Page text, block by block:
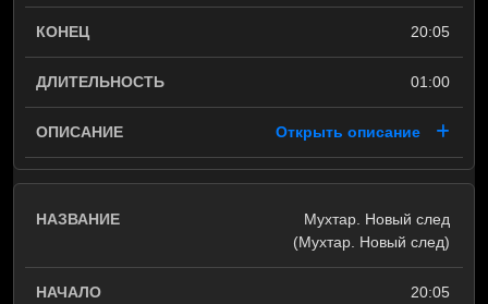
20:05
01:00
Открыть описание
Мухтар. Новый след
(Мухтар. Новый след)
20:05